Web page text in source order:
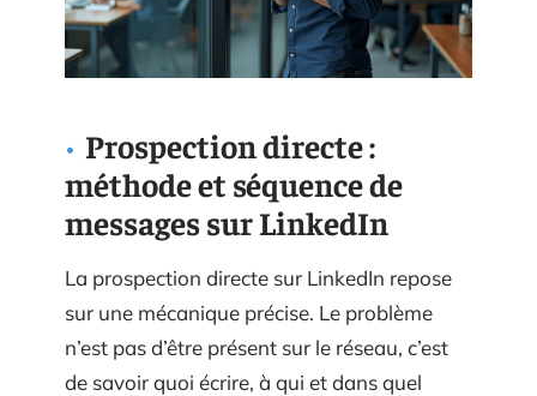
Prospection directe :
méthode et séquence de
messages sur LinkedIn
La prospection directe sur LinkedIn repose
sur une mécanique précise. Le problème
n’est pas d’être présent sur le réseau, c’est
de savoir quoi écrire, à qui et dans quel